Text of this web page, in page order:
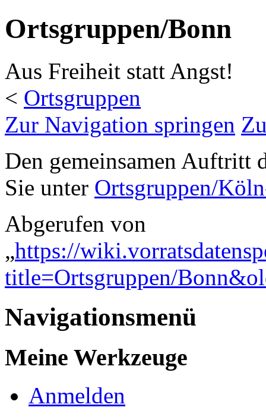
Ortsgruppen/Bonn
Aus Freiheit statt Angst!
< Ortsgruppen
Zur Navigation springen
Den gemeinsamen Auftritt
Sie unter Ortsgruppen/
Abgerufen von
„https://
title=Ortsgruppen/
Navigationsmenü
Meine Werkzeuge
Anmelden